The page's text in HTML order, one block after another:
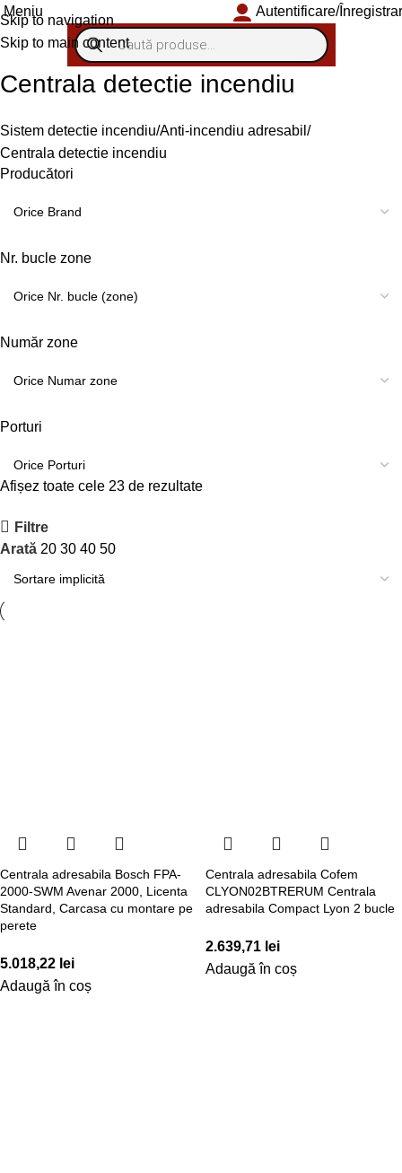
Skip to navigation
Skip to main content
Meniu Autentificare/
Centrala detectie incendiu
Sistem detectie incendiu Anti-incendiu adresabil
Centrala detectie incendiu
Producători
Nr. bucle zone
Număr zone
Porturi
Afișez toate cele 23 de rezultate
Filtre
Arată 20 30 40 50
Centrala adresabila Bosch FPA-
2000-SWM Avenar 2000, Licenta
Standard, Carcasa cu montare pe
perete
5.018,22 lei
Adaugă în coș
Centrala adresabila Cofem
CLYON02BTRERUM Centrala
adresabila Compact Lyon 2 bucle
2.639,71 lei
Adaugă în coș